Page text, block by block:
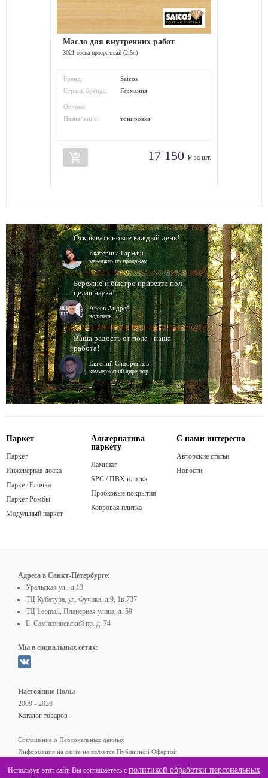
Масло для внутренних работ
3021 сосна прозрачный (2.5л)
Бренд:
Saicos
Страна бренда:
Германия
Основа:
Назначение:
тонировка
add_shopping_cart 17 150 ₽ за шт.
Открывать новое каждый день!
Екатерина Гармаш
менеджер по продажам
Бережно и быстро привезти пол -
целая наука!
Агеев Андрей
водитель
Ваша радость от пола - наша
работа!
Евгений Сидоренков
коммерческий директор
Паркет
Паркет
Инженерная доска
Паркет Елочка
Паркет Ромбы
Модульный паркет
Альтернатива
паркету
Ламинат
SPC / ПВХ плитка
Пробковые покрытия
Ковровая плитка
С нами интересно
Авторские статьи
Новости
Адреса в Санкт-Петербурге:
Уральская ул., д.13
ТЦ Кубатура, ул. Фучика, д.9, 1в.737
ТЦ Leomall, Планерная улица, д. 59
Б. Сампсониевский пр. д. 74
Мы в социальных сетях:
Настоящие Полы
2009 - 2026
Каталог товаров
Соглашение о Персональных данных
Информация на сайте не является Публичной Офертой
Контактные телефоны:
Используя этот сайт, Вы соглашаетесь с политикой обработки персональных